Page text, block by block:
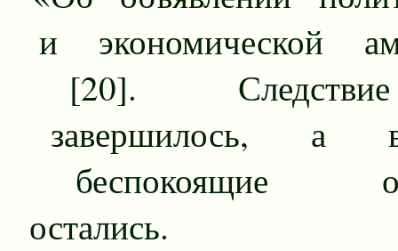
и экономической
[20].
завершилось, а
беспокоящие
остались.